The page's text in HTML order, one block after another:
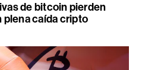
de bitcoin pierden
caída cripto